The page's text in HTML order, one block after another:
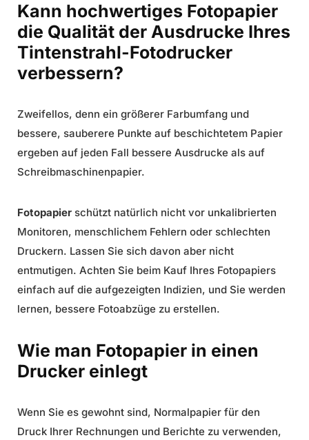
Kann hochwertiges Fotopapier
die Qualität der Ausdrucke Ihres
Tintenstrahl-Fotodrucker
verbessern?
Zweifellos, denn ein größerer Farbumfang und
bessere, sauberere Punkte auf beschichtetem Papier
ergeben auf jeden Fall bessere Ausdrucke als auf
Schreibmaschinenpapier.
Fotopapier schützt natürlich nicht vor unkalibrierten
Monitoren, menschlichem Fehlern oder schlechten
Druckern. Lassen Sie sich davon aber nicht
entmutigen. Achten Sie beim Kauf Ihres Fotopapiers
einfach auf die aufgezeigten Indizien, und Sie werden
lernen, bessere Fotoabzüge zu erstellen.
Wie man Fotopapier in einen
Drucker einlegt
Wenn Sie es gewohnt sind, Normalpapier für den
Druck Ihrer Rechnungen und Berichte zu verwenden,